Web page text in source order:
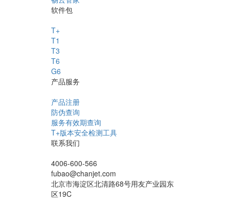
软件包
T+
T1
T3
T6
G6
产品服务
产品注册
防伪查询
服务有效期查询
T+版本安全检测工具
联系我们
4006-600-566
fubao@chanjet.com
北京市海淀区北清路68号用友产业园东
区19C